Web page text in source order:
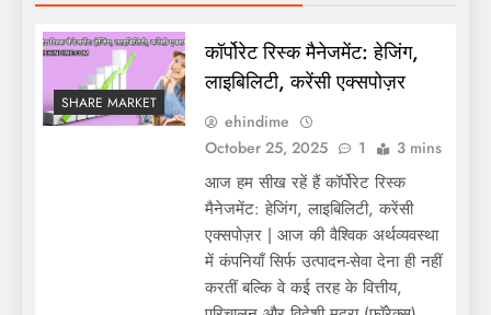
SHARE MARKET
कॉर्पोरेट रिस्क मैनेजमेंट: हेजिंग,
लाइबिलिटी, करेंसी एक्सपोज़र
ehindime
October 25, 2025
1 3 mins
आज हम सीख रहें हैं कॉर्पोरेट रिस्क
मैनेजमेंट: हेजिंग, लाइबिलिटी, करेंसी
एक्सपोज़र | आज की वैश्विक अर्थव्यवस्था
में कंपनियाँ सिर्फ उत्पादन-सेवा देना ही नहीं
करतीं बल्कि वे कई तरह के वित्तीय,